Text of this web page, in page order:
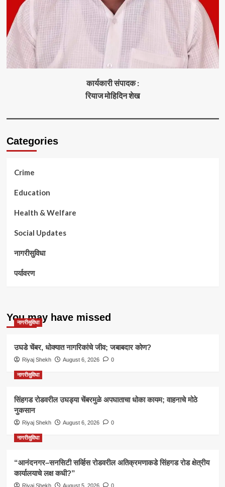
कार्यकारी संपादक :
रियाज मोहिदिन शेख
Categories
Crime
Education
Health & Welfare
Social Updates
नागरीसुविधा
पर्यावरण
You may have missed
नागरीसुविधा
उघडे चेंबर, धोक्यात नागरिकांचे जीव; जबाबदार कोण?
Riyaj Shekh August 6, 2026 0
नागरीसुविधा
सिंहगड रोडवरील उघड्या चेंबरमुळे अपघाताचा धोका कायम; वाहनाचे मोठे
नुकसान
Riyaj Shekh August 6, 2026 0
नागरीसुविधा
“आनंदनगर–सनसिटी सर्व्हिस रोडवरील अतिक्रमणाकडे सिंहगड रोड क्षेत्रीय
कार्यालयाचे लक्ष कधी?”
Riyaj Shekh August 5, 2026 0